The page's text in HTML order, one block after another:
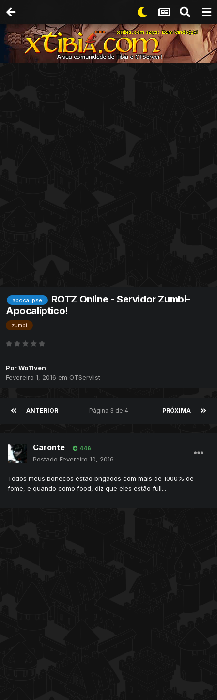
apocalipse
ROTZ Online - Servidor Zumbi-
Apocalíptico!
zumbi
PorWo11ven
Fevereiro 1, 2016 em OTServlist
ANTERIOR PRÓXIMA
Página 3 de 4
Caronte 446
Postado Fevereiro 10, 2016
Todos meus bonecos estão bhgados com mais de 1000% de
fome, e quando como food, diz que eles estão full...